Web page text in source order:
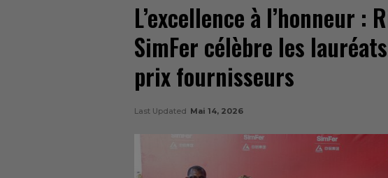
L’excellence à l’honneur :
SimFer célèbre les
prix fournisseurs
Last Updated Mai 14, 2026